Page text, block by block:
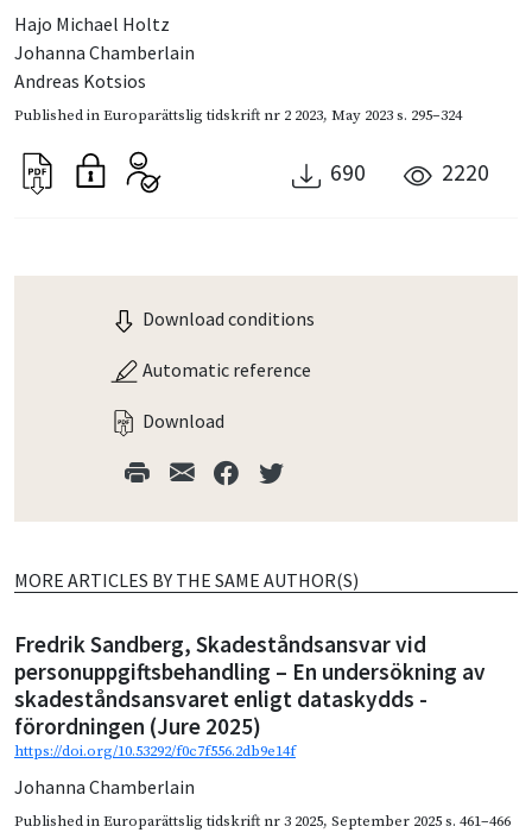
Hajo Michael Holtz
Johanna Chamberlain
Andreas Kotsios
Published inEuroparättslig tidskrift nr 2 2023, May 2023s. 295–324
690 2220
Download conditions
Automatic reference
Download
MORE ARTICLES BY THE SAME AUTHOR(S)
Fredrik Sandberg, Skadeståndsansvar vid
personuppgiftsbehandling – En undersökning av
skadeståndsansvaret enligt dataskydds -
förordningen (Jure 2025)
https://doi.org/10.53292/f0c7f556.2db9e14f
Johanna Chamberlain
Published inEuroparättslig tidskrift nr 3 2025, September 2025s. 461–466